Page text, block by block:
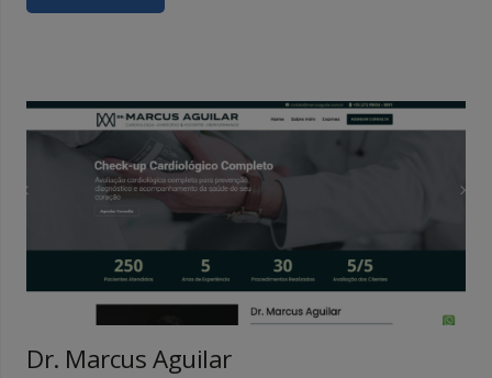
Dr. Marcus Aguilar